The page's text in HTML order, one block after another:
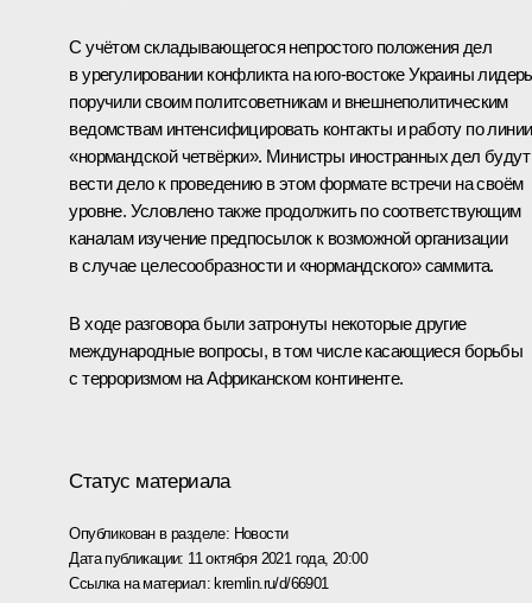
С учётом складывающегося непростого положения дел
в урегулировании конфликта на юго-востоке Украины
поручили своим политсоветникам и внешнеполитическим
ведомствам интенсифицировать контакты и работу по линии
«нормандской четвёрки». Министры иностранных дел будут
вести дело к проведению в этом формате встречи на своём
уровне. Условлено также продолжить по соответствующим
каналам изучение предпосылок к возможной организации
в случае целесообразности и «нормандского» саммита.
В ходе разговора были затронуты некоторые другие
международные вопросы, в том числе касающиеся борьбы
с терроризмом на Африканском континенте.
Статус материала
Опубликован в разделе: Новости
Дата публикации: 11 октября 2021 года, 20:00
Ссылка на материал: kremlin.ru/d/66901